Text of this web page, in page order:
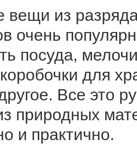
вещи из
очень
посуда,
для
Все это
природных
и практично.